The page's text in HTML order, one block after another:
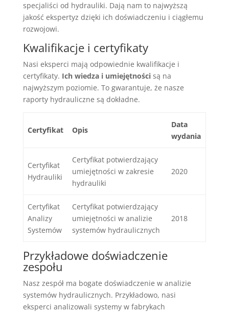
specjaliści od hydrauliki. Dają nam to najwyższą
jakość ekspertyz dzięki ich doświadczeniu i ciągłemu
rozwojowi.
Kwalifikacje i certyfikaty
Nasi eksperci mają odpowiednie kwalifikacje i
certyfikaty. Ich wiedza i umiejętnościsą na
najwyższym poziomie. To gwarantuje, że nasze
raporty hydrauliczne są dokładne.
Certyfikat Opis
Data
wydania
Certyfikat
Hydrauliki
Certyfikat potwierdzający
umiejętności w zakresie
hydrauliki
2020
Certyfikat
Analizy
Systemów
Certyfikat potwierdzający
umiejętności w analizie
systemów hydraulicznych
2018
Przykładowe doświadczenie
zespołu
Nasz zespół ma bogate doświadczenie w analizie
systemów hydraulicznych. Przykładowo, nasi
eksperci analizowali systemy w fabrykach